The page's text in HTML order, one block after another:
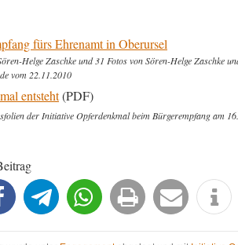
fürs Ehrenamt in Oberursel
Helge Zaschke und 31 Fotos von Sören-Helge Zaschke
vom 22.11.2010
entsteht(PDF)
der Initiative Opferdenkmal beim Bürgerempfang am